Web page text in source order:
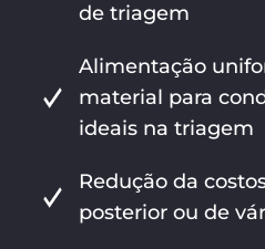
de triagem
Alimentação
material para
ideais na triagem
Redução da
posterior ou de